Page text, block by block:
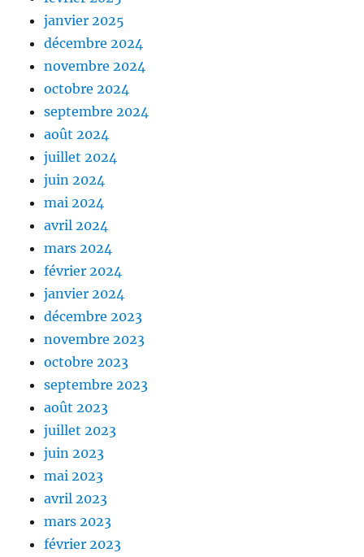
janvier 2025
décembre 2024
novembre 2024
octobre 2024
septembre 2024
août 2024
juillet 2024
juin 2024
mai 2024
avril 2024
mars 2024
février 2024
janvier 2024
décembre 2023
novembre 2023
octobre 2023
septembre 2023
août 2023
juillet 2023
juin 2023
mai 2023
avril 2023
mars 2023
février 2023